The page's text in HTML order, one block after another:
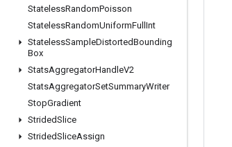
StatelessRandomPoisson
StatelessRandomUniformFull Int
StatelessSampleDistortedBounding
Box
StatsAggregatorHandleV2
StatsAggregatorSetSummaryWriter
StopGradient
StridedSlice
StridedSliceAssign